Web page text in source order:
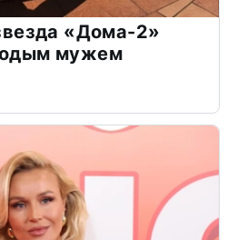
«Дома-2»
мужем